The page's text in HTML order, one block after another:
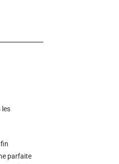
les
parfaite